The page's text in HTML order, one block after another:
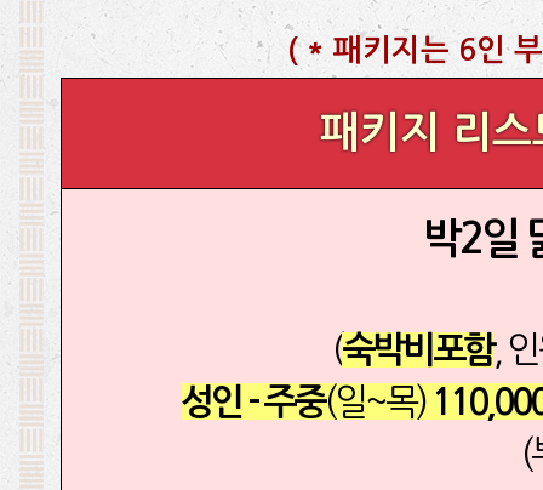
( * 패키지는 6인
패키지 리
박2일
(숙박비포함,
성인 - 주중(일~목)
(